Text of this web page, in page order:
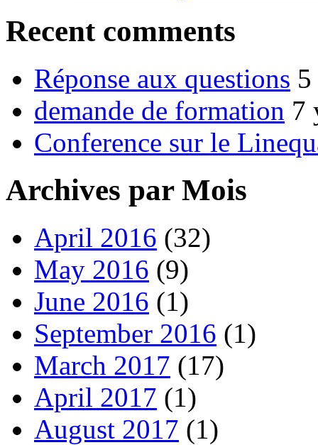
Recent comments
Réponse aux questions
demande de formation 7
Conference sur le
Archives par Mois
April 2016 (32)
May 2016 (9)
June 2016 (1)
September 2016 (1)
March 2017 (17)
April 2017 (1)
August 2017 (1)